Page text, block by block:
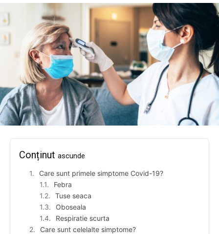
Conținut ascunde
Care sunt primele simptome Covid-19?
Febra
Tuse seaca
Oboseala
Respiratie scurta
Care sunt celelalte simptome?